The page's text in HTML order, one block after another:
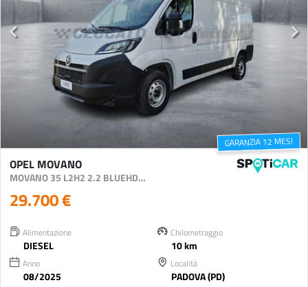
GARANZIA 12 MESI
OPEL MOVANO
MOVANO 35 L2H2 2.2 BLUEHDI 140CV S AND S
29.700 €
Alimentazione
DIESEL
Chilometraggio
10 km
Anno
08/2025
Località
PADOVA (PD)